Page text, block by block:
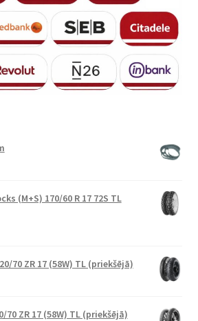
(M+S) 170/60 R 17 72S TL
70 ZR 17 (58W) TL (priekšējā)
70 ZR 17 (58W) TL (priekšējā)